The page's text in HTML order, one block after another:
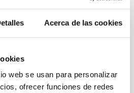
Acerca de las cookies
web se usan para personalizar
ofrecer funciones de redes
Polarímetro